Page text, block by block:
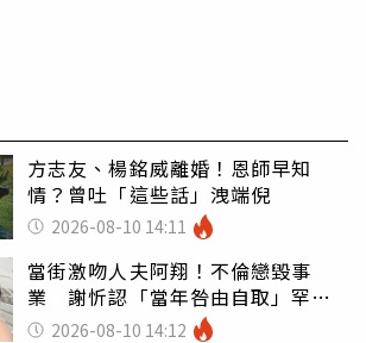
方志友、楊銘威離婚！恩師早知
情？曾吐「這些話」洩端倪
2026-08-10 14:11
當街激吻人夫阿翔！不倫戀毀事
業 謝忻認「當年咎由自取」罕吐
心聲2026-08-10 14:12